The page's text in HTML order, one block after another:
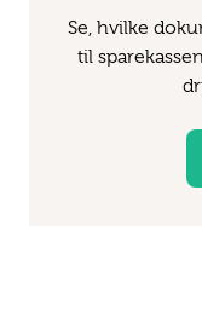
Se, hvilke
til